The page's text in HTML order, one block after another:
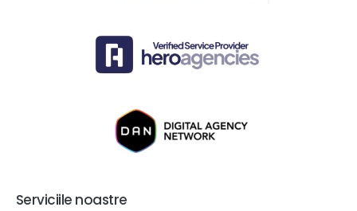
Serviciile noastre